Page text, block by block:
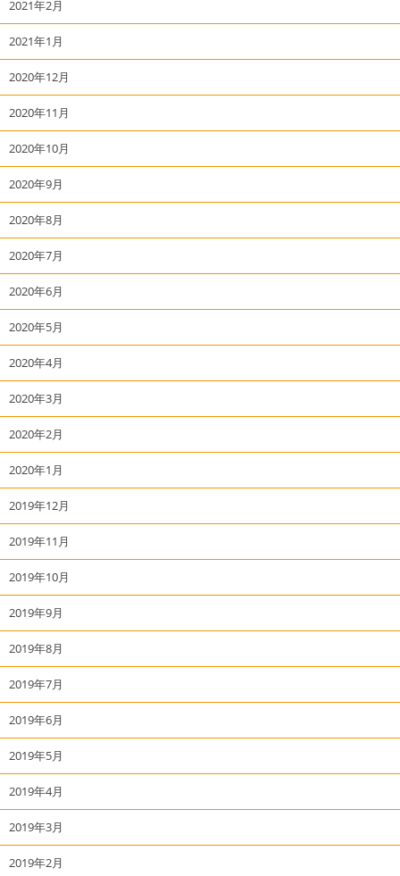
2021年2月
2021年1月
2020年12月
2020年11月
2020年10月
2020年9月
2020年8月
2020年7月
2020年6月
2020年5月
2020年4月
2020年3月
2020年2月
2020年1月
2019年12月
2019年11月
2019年10月
2019年9月
2019年8月
2019年7月
2019年6月
2019年5月
2019年4月
2019年3月
2019年2月